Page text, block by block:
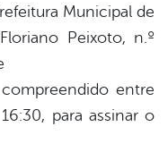
Municipal de
Peixoto, n.º
entre
para assinar o